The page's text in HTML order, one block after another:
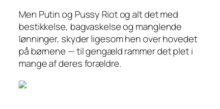
Men Putin og Pussy Riot og alt det med
bestikkelse, bagvaskelse og manglende
lønninger, skyder ligesom hen over hovedet
på børnene — til gengæld rammer det plet i
mange af deres forældre.